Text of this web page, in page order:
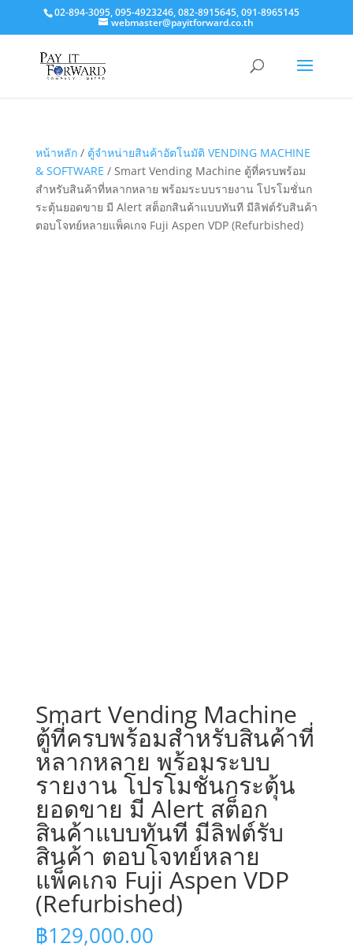
02-894-3095, 095-4923246, 082-8915645, 091-8965145
webmaster@payitforward.co.th
หน้าหลัก/ ตู้จำหน่ายสินค้าอัตโนมัติ VENDING MACHINE
& SOFTWARE / Smart Vending Machine ตู้ที่ครบพร้อม
สำหรับสินค้าที่หลากหลาย พร้อมระบบรายงาน โปรโมชั่นก
ระตุ้นยอดขาย มี Alert สต็อกสินค้าแบบทันที มีลิฟต์รับสินค้า
ตอบโจทย์หลายแพ็คเกจ Fuji Aspen VDP (Refurbished)
Smart Vending Machine
ตู้ที่ครบพร้อมสำหรับสินค้าที่
หลากหลาย พร้อมระบบ
รายงาน โปรโมชั่นกระตุ้น
ยอดขาย มี Alert สต็อก
สินค้าแบบทันที มีลิฟต์รับ
สินค้า ตอบโจทย์หลาย
แพ็คเกจ Fuji Aspen VDP
(Refurbished)
฿129,000.00